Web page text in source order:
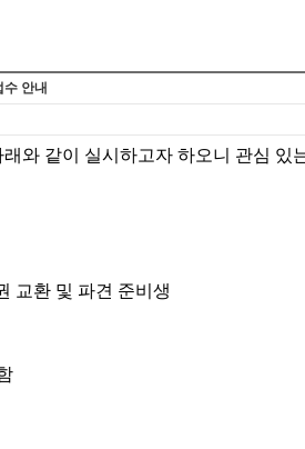
안내
와 같이 실시하고자 하오니 관심
교환 및 파견 준비생